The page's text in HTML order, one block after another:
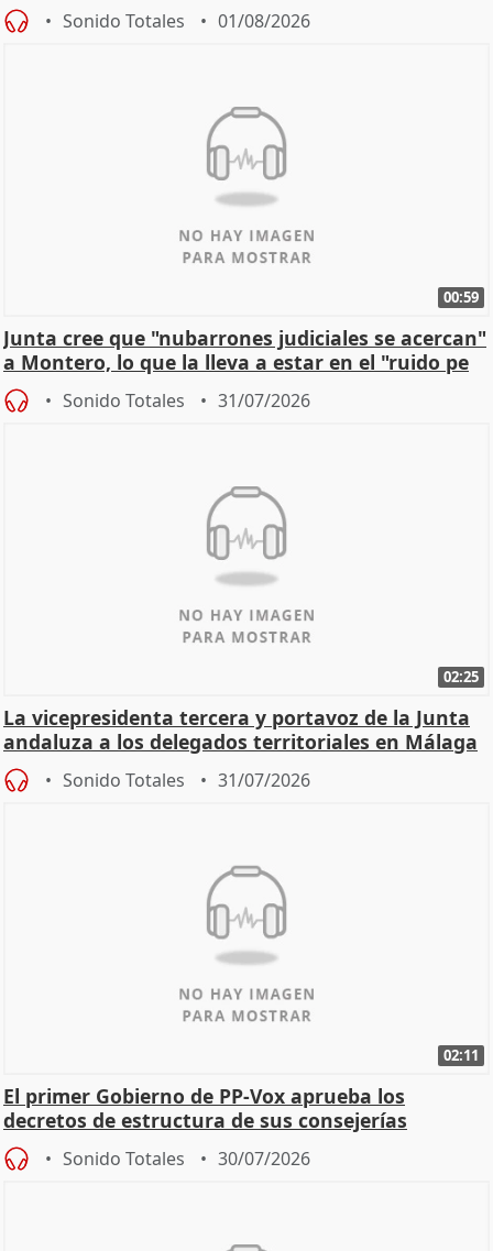
Sonido Totales 01/08/2026
00:59
Junta cree que "nubarrones judiciales se acercan"
a Montero, lo que la lleva a estar en el "ruido pe
Sonido Totales 31/07/2026
02:25
La vicepresidenta tercera y portavoz de la Junta
andaluza a los delegados territoriales en Málaga
Sonido Totales 31/07/2026
02:11
El primer Gobierno de PP-Vox aprueba los
decretos de estructura de sus consejerías
Sonido Totales 30/07/2026